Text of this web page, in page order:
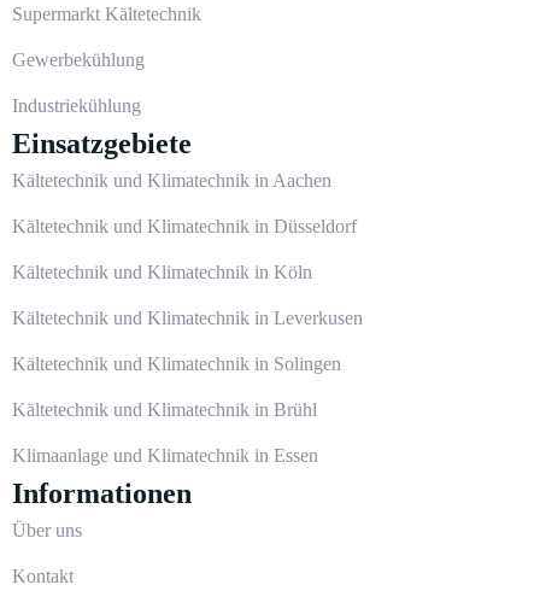
Supermarkt Kältetechnik
Gewerbekühlung
Industriekühlung
Einsatzgebiete
Kältetechnik und Klimatechnik in Aachen
Kältetechnik und Klimatechnik in Düsseldorf
Kältetechnik und Klimatechnik in Köln
Kältetechnik und Klimatechnik in Leverkusen
Kältetechnik und Klimatechnik in Solingen
Kältetechnik und Klimatechnik in Brühl
Klimaanlage und Klimatechnik in Essen
Informationen
Über uns
Kontakt